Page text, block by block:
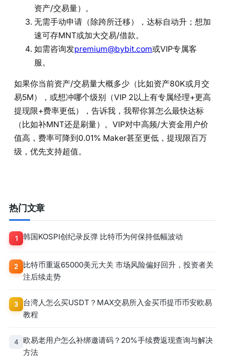
资产/交易量）。
无需手动申请（除跨所迁移），达标自动升；想加
速可存MNT或加大交易/借款。
如需咨询发premium@bybit.com或VIP专属客
服。
如果你当前资产/交易量大概多少（比如资产80K或月交
易5M），或想冲哪个级别（VIP 2以上有专属经理+更高
提现限+费率更低），告诉我，我帮你算怎么最快达标
（比如补MNT还是刷量）。VIP对中高频/大资金用户价
值高，费率可降到0.01% Maker甚至更低，提现限百万
级，优先支持超值。
热门文章
1 韩国KOSPI创纪录反弹 比特币为何保持低幅波动
2
比特币重返65000美元大关 市场风险偏好回升，投资者关
注后续走势
3
台湾人怎么买USDT？MAX交易所入金买币提币币安欧易
教程
4
欧易老用户怎么补绑邀请码？20%手续费返现查询与解决
方法